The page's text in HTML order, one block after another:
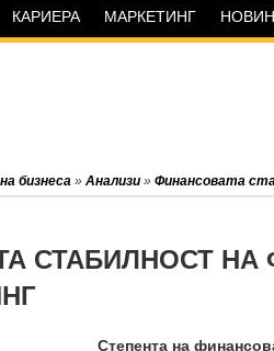
КАРИЕРА МАРКЕТИНГ
бизнеса » Анализи » Финансовата
СТАБИЛНОСТ НА
Степента на